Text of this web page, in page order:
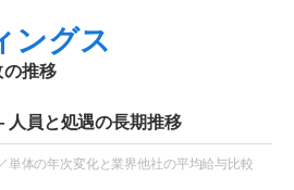
ングス
推移
員と処遇の長期推移
単体の年次変化と業界他社の平均給与比較